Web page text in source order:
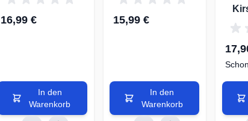
16,99 €
In den
Warenkorb
15,99 €
In den
Warenkorb